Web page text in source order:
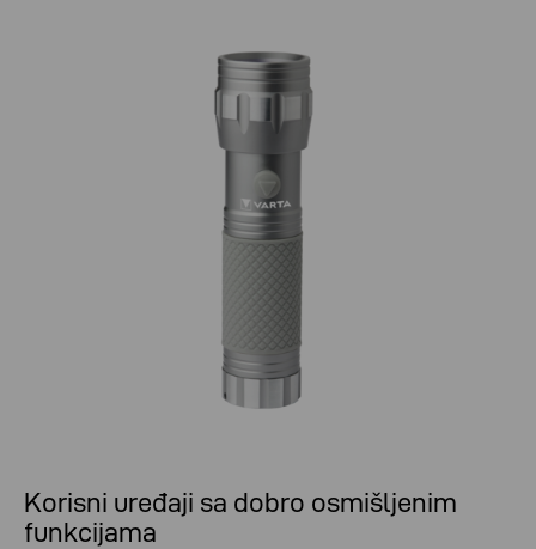
Korisni uređaji sa dobro osmišljenim
funkcijama